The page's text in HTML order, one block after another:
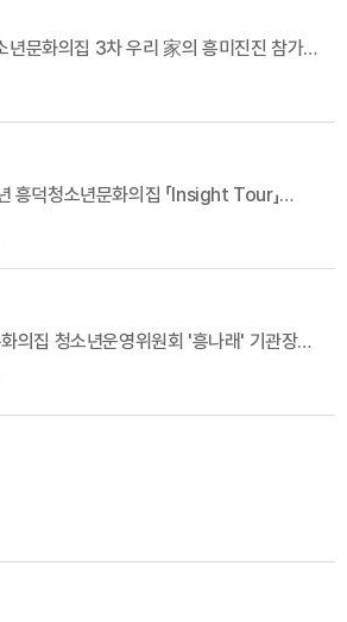
년문화의집 3차 우리 家의 흥미진진 참가자
흥덕청소년문화의집 「Insight Tour」
의집 청소년운영위원회 '흥나래' 기관장
항